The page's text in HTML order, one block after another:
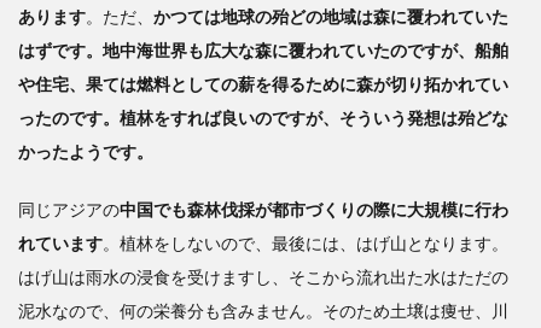
あります。ただ、 かつては地球の殆どの地域は森に覆われていた
はずです。地中海世界も広大な森に覆われていたのですが、船舶
や住宅、果ては燃料としての薪を得るために森が切り拓かれてい
ったのです。植林をすれば良いのですが、そういう発想は殆どな
かったようです。
同じアジアの中国でも森林伐採が都市づくりの際に大規模に行わ
れています。植林をしないので、最後には、はげ山となります。
はげ山は雨水の浸食を受けますし、そこから流れ出た水はただの
泥水なので、何の栄養分も含みません。そのため土壌は痩せ、川